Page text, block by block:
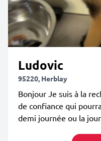
Ludovic
95220, Herblay
Bonjour Je suis à la
de confiance qui
demi journée ou la